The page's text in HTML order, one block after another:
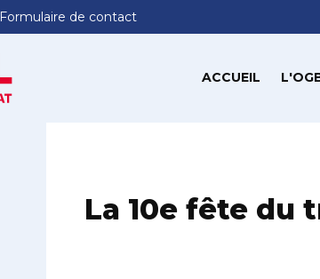
Formulaire de contact
ACCUEIL
La 10e fête du